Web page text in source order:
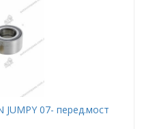
JUMPY 07- перед.мост